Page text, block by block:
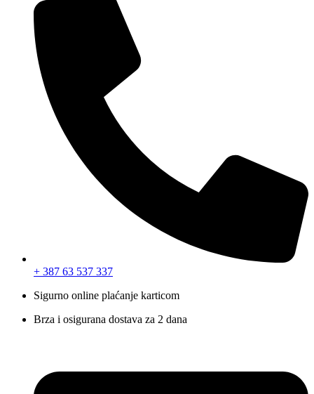
+ 387 63 537 337
Sigurno online plaćanje karticom
Brza i osigurana dostava za 2 dana